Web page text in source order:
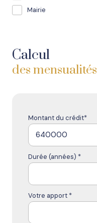
Mairie
Calcul
des mensualités
Montant du crédit*
Durée (années) *
Votre apport *